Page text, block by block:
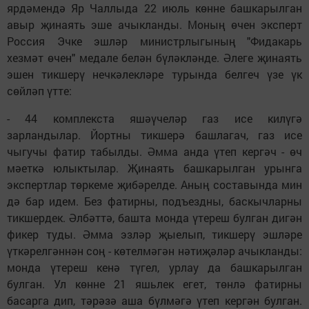
ярдәмендә Яр Чаллыда 22 июль көнне башкарылган
авыр җинаять эше ачыкланды. Моның өчен эксперт
Россия Эчке эшләр министрлыгының "Фидакарь
хезмәт өчен" медале белән бүләкләнде. Әлеге җинаять
эшен тикшерү нечкәлекләре турында белгеч үзе үк
сөйләп үтте:
- 44 комплекста яшәүчеләр газ исе килүгә
зарландылар. Йортны тикшерә башлагач, газ исе
чыгучы фатир табылды. Әмма анда үтеп кергәч - өч
мәеткә юлыктылар. Җинаять башкарылган урынга
экспертлар төркеме җибәрелде. Аның составында мин
дә бар идем. Без фатирны, подъездны, баскычларны
тикшердек. Әлбәттә, башта монда үтереш булган дигән
фикер туды. Әмма эзләр җыелып, тикшерү эшләре
үткәрелгәннән соң - көтелмәгән нәтиҗәләр ачыкланды:
монда үтереш кенә түгел, урлау да башкарылган
булган. Ул көнне 21 яшьлек егет, төнлә фатирны
басарга дип, тәрәзә аша бүлмәгә үтеп кергән булган.